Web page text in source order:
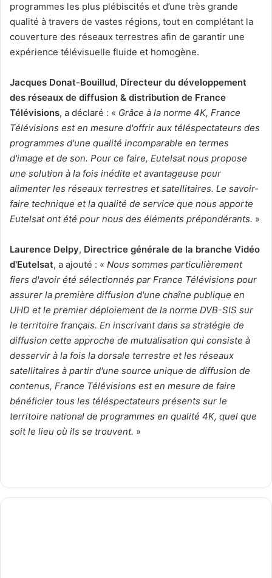
programmes les plus plébiscités et d’une très grande
qualité à travers de vastes régions, tout en complétant la
couverture des réseaux terrestres afin de garantir une
expérience télévisuelle fluide et homogène.
Jacques Donat-Bouillud, Directeur du développement
des réseaux de diffusion & distribution de France
Télévisions, a déclaré : « Grâce à la norme 4K, France
Télévisions est en mesure d'offrir aux téléspectateurs des
programmes d'une qualité incomparable en termes
d'image et de son. Pour ce faire, Eutelsat nous propose
une solution à la fois inédite et avantageuse pour
alimenter les réseaux terrestres et satellitaires. Le savoir-
faire technique et la qualité de service que nous apporte
Eutelsat ont été pour nous des éléments prépondérants. »
Laurence Delpy, Directrice générale de la branche Vidéo
d'Eutelsat, a ajouté : « Nous sommes particulièrement
fiers d'avoir été sélectionnés par France Télévisions pour
assurer la première diffusion d'une chaîne publique en
UHD et le premier déploiement de la norme DVB-SIS sur
le territoire français. En inscrivant dans sa stratégie de
diffusion cette approche de mutualisation qui consiste à
desservir à la fois la dorsale terrestre et les réseaux
satellitaires à partir d'une source unique de diffusion de
contenus, France Télévisions est en mesure de faire
bénéficier tous les téléspectateurs présents sur le
territoire national de programmes en qualité 4K, quel que
soit le lieu où ils se trouvent. »